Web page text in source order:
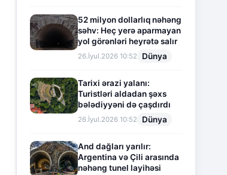
52 milyon dollarlıq nəhəng
səhv: Heç yerə aparmayan
yol görənləri heyrətə salır
26.İyul.2026 10:52 Dünya
Tarixi ərazi yalanı:
Turistləri aldadan şəxs
bələdiyyəni də çaşdırdı
26.İyul.2026 10:52 Dünya
And dağları yarılır:
Argentina və Çili arasında
nəhəng tunel layihəsi